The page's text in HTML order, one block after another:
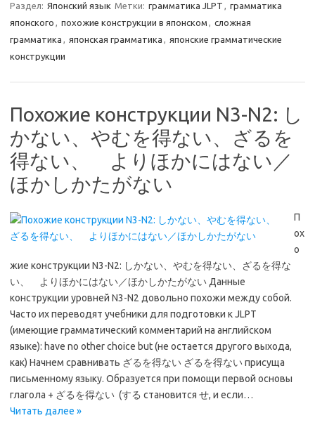
Раздел: Японский язык Метки: грамматика JLPT , грамматика
японского , похожие конструкции в японском , сложная
грамматика , японская грамматика , японские грамматические
конструкции
Похожие конструкции N3-N2: し
かない、やむを得ない、ざるを
得ない、 よりほかにはない／
ほかしかたがない
П
ох
о
жие конструкции N3-N2: しかない、やむを得ない、ざるを得な
い、 よりほかにはない／ほかしかたがない Данные
конструкции уровней N3-N2 довольно похожи между собой.
Часто их переводят учебники для подготовки к JLPT
(имеющие грамматический комментарий на английском
языке): have no other choice but (не остается другого выхода,
как) Начнем сравнивать ざるを得ない ざるを得ない присуща
письменному языку. Образуется при помощи первой основы
глагола + ざるを得ない (する становится せ, и если…
Читать далее »